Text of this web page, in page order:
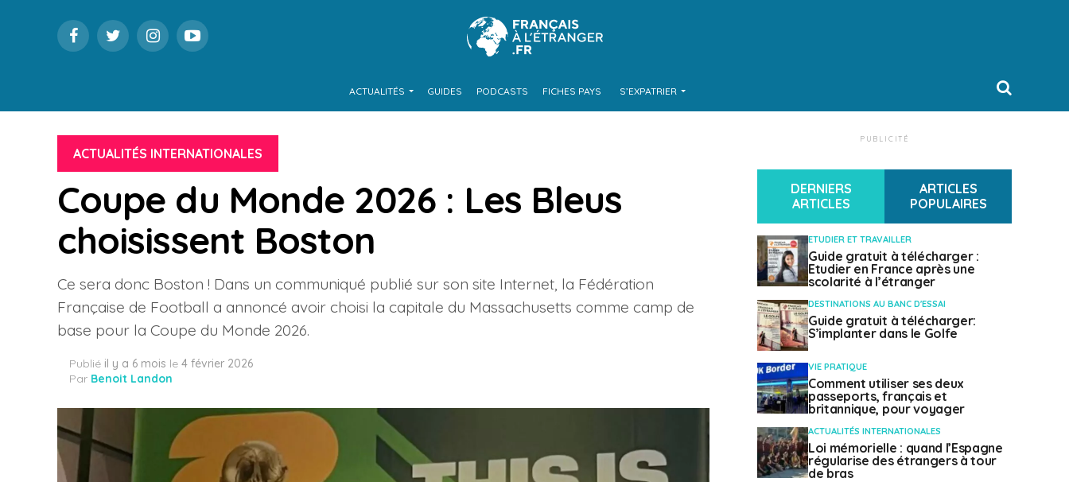
ACTUALITÉS GUIDES PODCASTS FICHES PAYS S’EXPATRIER
ACTUALITÉS INTERNATIONALES
Coupe du Monde 2026 : Les Bleus
choisissent Boston
Ce sera donc Boston ! Dans un communiqué publié sur son site Internet, la Fédération
Française de Football a annoncé avoir choisi la capitale du Massachusetts comme camp de
base pour la Coupe du Monde 2026.
Publié il y a 6 mois le 4 février 2026
Par Benoit Landon
PUBLICITÉ
DERNIERS
ARTICLES
ARTICLES
POPULAIRES
ETUDIER ET TRAVAILLER
Guide gratuit à télécharger :
Etudier en France après une
scolarité à l’étranger
DESTINATIONS AU BANC D'ESSAI
Guide gratuit à télécharger:
S’implanter dans le Golfe
VIE PRATIQUE
Comment utiliser ses deux
passeports, français et
britannique, pour voyager
ACTUALITÉS INTERNATIONALES
Loi mémorielle : quand l’Espagne
régularise des étrangers à tour
de bras